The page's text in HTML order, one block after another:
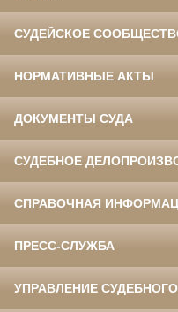
СУДЕЙСКОЕ
НОРМАТИВНЫЕ АКТЫ
ДОКУМЕНТЫ СУДА
СУДЕБНОЕ
СПРАВОЧНАЯ
ПРЕСС-СЛУЖБА
УПРАВЛЕНИЕ